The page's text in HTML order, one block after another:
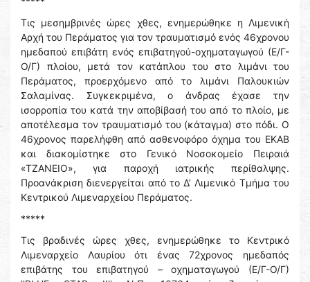
Τις μεσημβρινές ώρες χθες, ενημερώθηκε η Λιμενική
Αρχή του Περάματος για τον τραυματισμό ενός 46χρονου
ημεδαπού επιβάτη ενός επιβατηγού-οχηματαγωγού (Ε/Γ-
Ο/Γ) πλοίου, μετά τον κατάπλου του στο λιμάνι του
Περάματος, προερχόμενο από το λιμάνι Παλουκιών
Σαλαμίνας. Συγκεκριμένα, ο άνδρας έχασε την
ισορροπία του κατά την αποβίβασή του από το πλοίο, με
αποτέλεσμα τον τραυματισμό του (κάταγμα) στο πόδι. Ο
46χρονος παρελήφθη από ασθενοφόρο όχημα του ΕΚΑΒ
και διακομίστηκε στο Γενικό Νοσοκομείο Πειραιά
«ΤΖΑΝΕΙΟ», για παροχή ιατρικής περίθαλψης.
Προανάκριση διενεργείται από το Δ’ Λιμενικό Τμήμα του
Κεντρικού Λιμεναρχείου Περάματος.
*****
Τις βραδινές ώρες χθες, ενημερώθηκε το Κεντρικό
Λιμεναρχείο Λαυρίου ότι ένας 72χρονος ημεδαπός
επιβάτης του επιβατηγού – οχηματαγωγού (Ε/Γ-Ο/Γ)